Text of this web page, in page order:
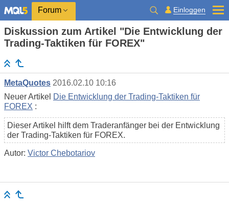
Forum Einloggen
Diskussion zum Artikel "Die Entwicklung der
Trading-Taktiken für FOREX"
MetaQuotes 2016.02.10 10:16
Neuer Artikel Die Entwicklung der Trading-Taktiken für
FOREX :
Dieser Artikel hilft dem Traderanfänger bei der Entwicklung
der Trading-Taktiken für FOREX.
Autor: Victor Chebotariov